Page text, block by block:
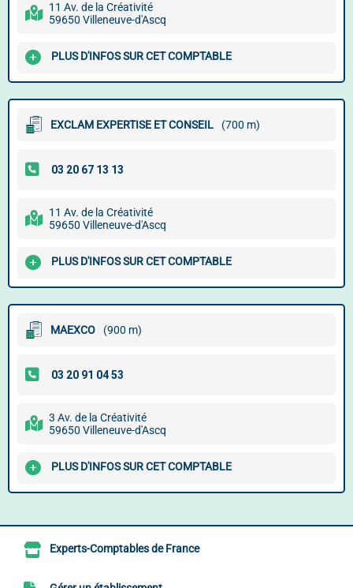
11 Av. de la Créativité
59650 Villeneuve-d'Ascq
PLUS D'INFOS SUR CET COMPTABLE
EXCLAM EXPERTISE ET CONSEIL (700 m)
11 Av. de la Créativité
59650 Villeneuve-d'Ascq
PLUS D'INFOS SUR CET COMPTABLE
MAEXCO (900 m)
3 Av. de la Créativité
59650 Villeneuve-d'Ascq
PLUS D'INFOS SUR CET COMPTABLE
Experts-Comptables de France